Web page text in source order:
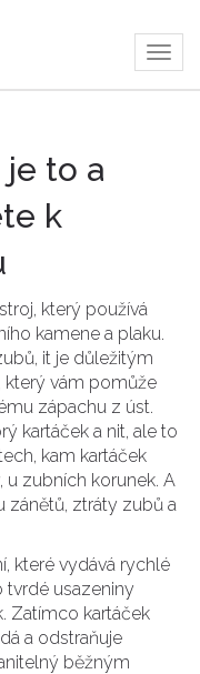
to a
k
který používá
kamene a plaku.
, it je důležitým
vám pomůže
zápachu z úst.
kartáček a nit, ale to
kam kartáček
u zubních korunek. A
zánětů, ztráty zubů a
které vydává rychlé
tvrdé usazeniny
Zatímco kartáček
a odstraňuje
běžným